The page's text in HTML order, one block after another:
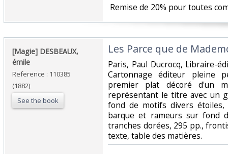
Remise de 20% pour toutes
‎[Magie] DESBEAUX,
émile‎
Reference : 110385
(1882)
See the book
‎Les Parce que de
‎Paris, Paul Ducrocq, Libraire-
Cartonnage éditeur pleine
premier plat décoré d'un
représentant le titre avec un
fond de motifs divers étoiles,
barque et rameurs sur fond
tranches dorées, 295 pp.,
texte, table des matières.‎